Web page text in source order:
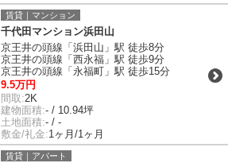
賃貸｜マンション
千代田マンション浜田山
京王井の頭線「浜田山」駅 徒歩8分
京王井の頭線「西永福」駅 徒歩9分
京王井の頭線「永福町」駅 徒歩15分
9.5万円
間取:2K
建物面積:- / 10.94坪
土地面積:- / -
敷金/礼金:1ヶ月/1ヶ月
賃貸｜アパート